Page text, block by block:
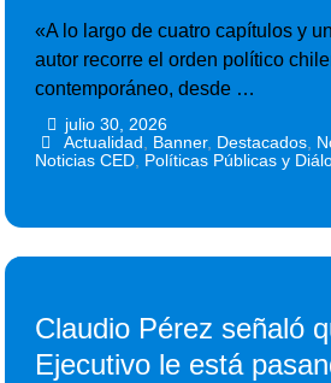
«A lo largo de cuatro capítulos y
autor recorre el orden político
contemporáneo, desde …
julio 30, 2026
Actualidad Banner, Destacados,
Noticias CED Políticas Públicas y
Claudio Pérez señaló
Ejecutivo le está